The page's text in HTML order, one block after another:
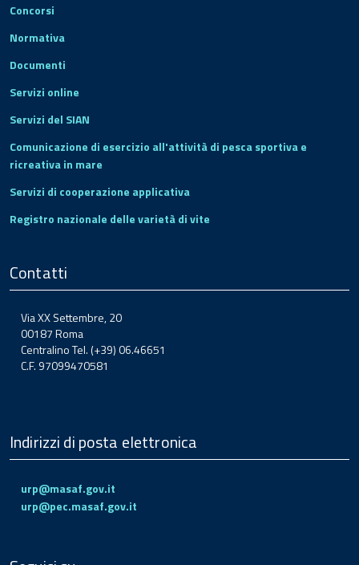
Concorsi
Normativa
Documenti
Servizi online
Servizi del SIAN
Comunicazione di esercizio all'attività di pesca sportiva e
ricreativa in mare
Servizi di cooperazione applicativa
Registro nazionale delle varietà di vite
Contatti
Via XX Settembre, 20
00187 Roma
Centralino Tel. (+39) 06.46651
C.F. 97099470581
Indirizzi di posta elettronica
urp@masaf.gov.it
urp@pec.masaf.gov.it